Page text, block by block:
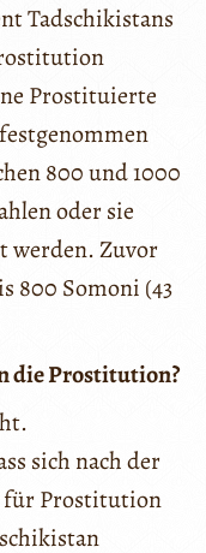
Tadschikistans
Prostituierte
800 und 1000
oder sie
werden. Zuvor
800 Somoni (43
die Prostitution?
sich nach der
für Prostitution